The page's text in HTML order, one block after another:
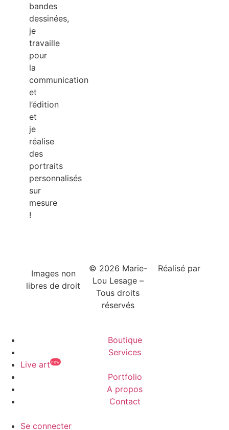
bandes
dessinées,
je
travaille
pour
la
communication
et
l’édition
et
je
réalise
des
portraits
personnalisés
sur
mesure
!
Images non
libres de droit
© 2026 Marie-
Lou Lesage –
Tous droits
réservés
Réalisé par
Boutique
Services
Live art
Portfolio
A propos
Contact
Se connecter